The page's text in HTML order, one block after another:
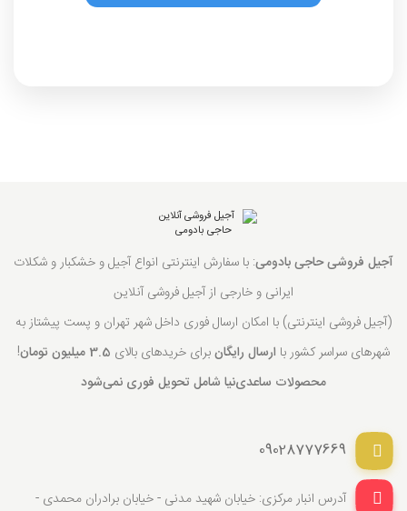
آجیل فروشی حاجی بادومی: با سفارش اینترنتی انواع آجیل و خشکبار و شکلات
ایرانی و خارجی از آجیل فروشی آنلاین
(آجیل فروشی اینترنتی) با امکان ارسال فوری داخل شهر تهران و پست پیشتاز به
شهرهای سراسر کشور با ارسال رایگانبرای خریدهای بالای 3.5 میلیون تومان
!
محصولات ساعدی‌نیا شامل تحویل فوری نمی‌شود
09028777669
آدرس انبار مرکزی: خیابان شهید مدنی - خیابان برادران محمدی -